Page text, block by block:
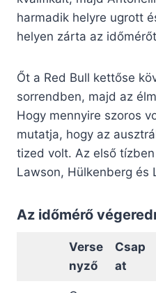
harmadik helyre ugrott
helyen zárta az
Őt a Red Bull kettőse
sorrendben, majd az
Hogy mennyire szoros
mutatja, hogy az
tized volt. Az első
Lawson, Hülkenberg és
Az időmérő
Verse
nyző
Csap
at